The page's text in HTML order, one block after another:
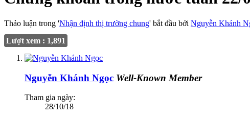
Thảo luận trong 'Nhận định thị trường chung' bắt đầu bởi Nguyễn Khánh
Lượt xem : 1,891
Nguyễn Khánh Ngọc Well-Known Member
Tham gia ngày:
28/10/18